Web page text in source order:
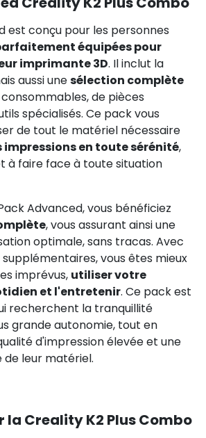
est conçu pour les personnes
équipées pour
imprimante 3D. Il inclut la
aussi unesélection complète
de pièces
spécialisés. Ce pack vous
de tout le matériel nécessaire
impressions en toute sérénité,
à faire face à toute situation
Advanced, vous bénéficiez
, vous assurant ainsi une
optimale, sans tracas. Avec
vous êtes mieux
imprévus, utiliser votre
et l'entretenir. Ce pack est
recherchent la tranquillité
grande autonomie, tout en
d'impression élevée et une
de leur matériel.
la Creality K2 Plus Combo